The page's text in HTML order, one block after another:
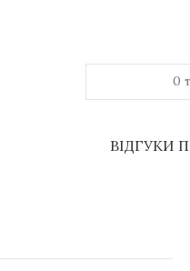
0
ВІДГУКИ